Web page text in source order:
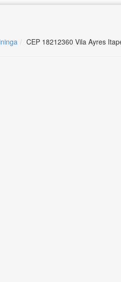
CEP 18212360 Vila Ayres